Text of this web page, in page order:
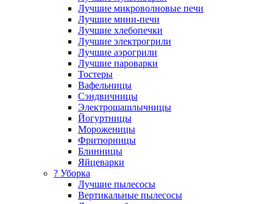
Лучшие микроволновые печи
Лучшие мини-печи
Лучшие хлебопечки
Лучшие электрогрили
Лучшие аэрогрили
Лучшие пароварки
Тостеры
Вафельницы
Сэндвичницы
Электрошашлычницы
Йогуртницы
Мороженицы
Фритюрницы
Блинницы
Яйцеварки
? Уборка
Лучшие пылесосы
Вертикальные пылесосы